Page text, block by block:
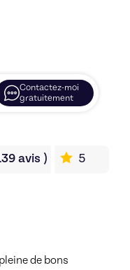
Contactez-moi
gratuitement
avis ) 5
de bons